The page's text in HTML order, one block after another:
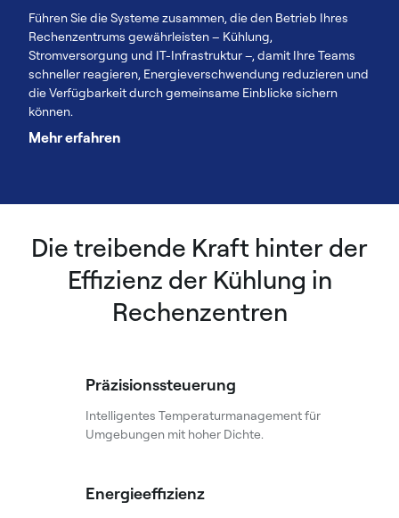
Führen Sie die Systeme zusammen, die den Betrieb Ihres
Rechenzentrums gewährleisten – Kühlung,
Stromversorgung und IT-Infrastruktur –, damit Ihre Teams
schneller reagieren, Energieverschwendung reduzieren und
die Verfügbarkeit durch gemeinsame Einblicke sichern
können.
Mehr erfahren
Die treibende Kraft hinter der
Effizienz der Kühlung in
Rechenzentren
Präzisionssteuerung
Intelligentes Temperaturmanagement für
Umgebungen mit hoher Dichte.
Energieeffizienz